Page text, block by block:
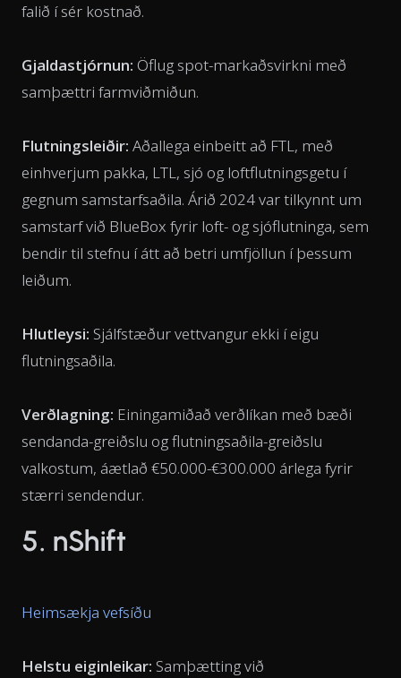
falið í sér kostnað.
Gjaldastjórnun: Öflug spot-markaðsvirkni með
samþættri farmviðmiðun.
Flutningsleiðir: Aðallega einbeitt að FTL, með
einhverjum pakka, LTL, sjó og loftflutningsgetu í
gegnum samstarfsaðila. Árið 2024 var tilkynnt um
samstarf við BlueBox fyrir loft- og sjóflutninga, sem
bendir til stefnu í átt að betri umfjöllun í þessum
leiðum.
Hlutleysi: Sjálfstæður vettvangur ekki í eigu
flutningsaðila.
Verðlagning: Einingamiðað verðlíkan með bæði
sendanda-greiðslu og flutningsaðila-greiðslu
valkostum, áætlað €50.000-€300.000 árlega fyrir
stærri sendendur.
5. nShift
Heimsækja vefsíðu
Helstu eiginleikar: Samþætting við